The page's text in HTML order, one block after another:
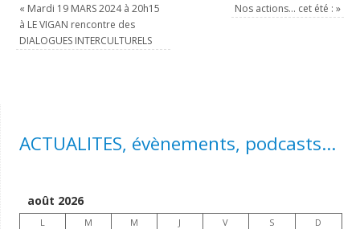
« Mardi 19 MARS 2024 à 20h15
à LE VIGAN rencontre des
DIALOGUES INTERCULTURELS
Nos actions… cet été : »
ACTUALITES, évènements, podcasts...
août 2026
L M M J V S D